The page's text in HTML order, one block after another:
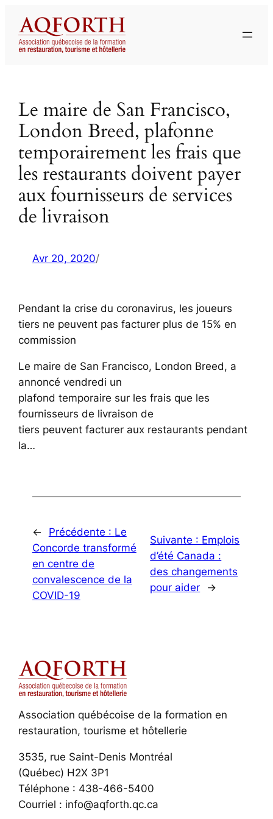
contenu
Le maire de San Francisco,
London Breed, plafonne
temporairement les frais que
les restaurants doivent payer
aux fournisseurs de services
de livraison
Avr 20, 2020/
Pendant la crise du coronavirus, les joueurs
tiers ne peuvent pas facturer plus de 15% en
commission
Le maire de San Francisco, London Breed, a
annoncé vendredi un
plafond temporaire sur les frais que les
fournisseurs de livraison de
tiers peuvent facturer aux restaurants pendant
la…
← Précédente : Le
Concorde transformé
en centre de
convalescence de la
COVID-19
Suivante : Emplois
d’été Canada :
des changements
pour aider
→
Association québécoise de la formation en
restauration, tourisme et hôtellerie
3535, rue Saint-Denis Montréal
(Québec) H2X 3P1
Téléphone : 438-466-5400
Courriel : info@aqforth.qc.ca